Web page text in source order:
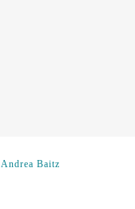
Andrea Baitz